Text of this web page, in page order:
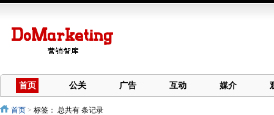
首页 公关 广告 互动 媒介
首页 > 标签： 总共有 条记录